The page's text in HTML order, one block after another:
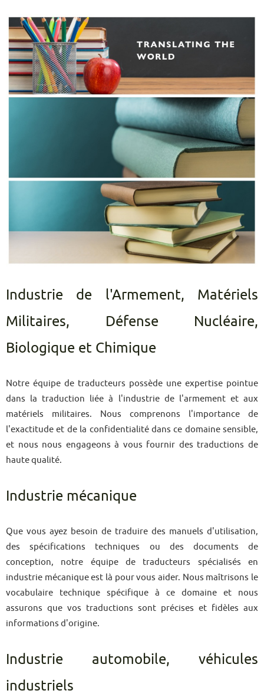
Industrie de l'Armement, Matériels
Militaires, Défense Nucléaire,
Biologique et Chimique
Notre équipe de traducteurs possède une expertise pointue
dans la traduction liée à l'industrie de l'armement et aux
matériels militaires. Nous comprenons l'importance de
l'exactitude et de la confidentialité dans ce domaine sensible,
et nous nous engageons à vous fournir des traductions de
haute qualité.
Industrie mécanique
Que vous ayez besoin de traduire des manuels d'utilisation,
des spécifications techniques ou des documents de
conception, notre équipe de traducteurs spécialisés en
industrie mécanique est là pour vous aider. Nous maîtrisons le
vocabulaire technique spécifique à ce domaine et nous
assurons que vos traductions sont précises et fidèles aux
informations d'origine.
Industrie automobile, véhicules
industriels